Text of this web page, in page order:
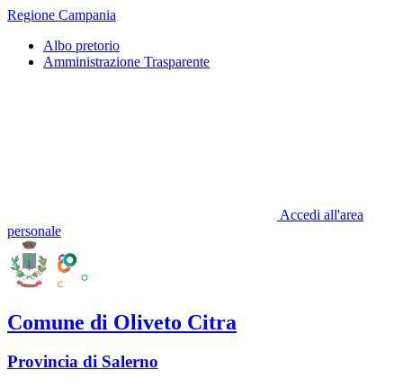
Regione Campania
Albo pretorio
Amministrazione Trasparente
Accedi all'area
personale
Comune di Oliveto Citra
Provincia di Salerno